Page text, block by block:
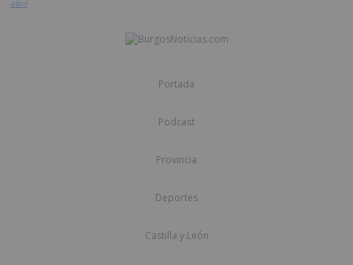
abril
Portada
Podcast
Provincia
Deportes
Castilla y León